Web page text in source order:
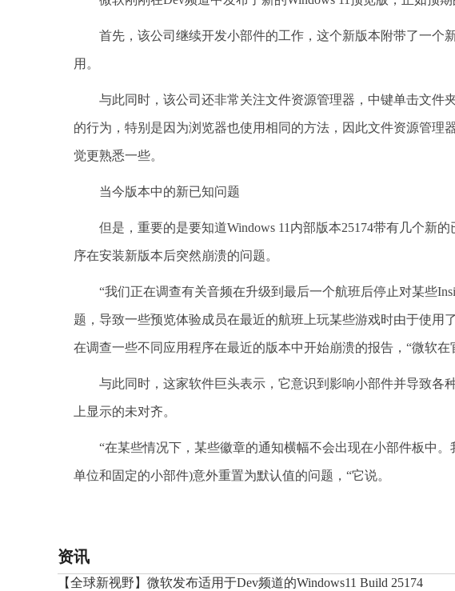
首先，该公司继续开发小部件的工作，这个新版本附带了一个
用。
与此同时，该公司还非常关注文件资源管理器，中键单击文件
的行为，特别是因为浏览器也使用相同的方法，因此文件资源管理
觉更熟悉一些。
当今版本中的新已知问题
但是，重要的是要知道Windows 11内部版本25174带有几个新
序在安装新版本后突然崩溃的问题。
“我们正在调查有关音频在升级到最后一个航班后停止对某些
题，导致一些预览体验成员在最近的航班上玩某些游戏时由于使用
在调查一些不同应用程序在最近的版本中开始崩溃的报告，“微软在
与此同时，这家软件巨头表示，它意识到影响小部件并导致各
上显示的未对齐。
“在某些情况下，某些徽章的通知横幅不会出现在小部件板中
单位和固定的小部件)意外重置为默认值的问题，“它说。
资讯
【全球新视野】微软发布适用于Dev频道的Windows11 Build 25174